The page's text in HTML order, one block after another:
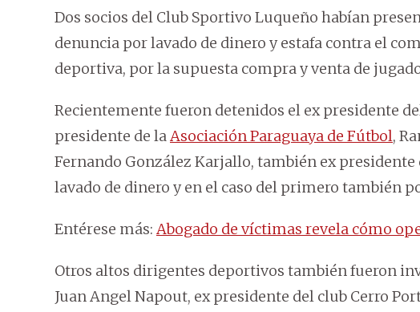
Dos socios del Club Sportivo Luqueño habían
denuncia por lavado de dinero y estafa contra el
deportiva, por la supuesta compra y venta de
Recientemente fueron detenidos el ex presidente
presidente de laAsociación Paraguaya de Fútbol,
Fernando González Karjallo, también ex
lavado de dinero y en el caso del primero también
Entérese más: Abogado de víctimas revela cómo
Otros altos dirigentes deportivos también fueron
Juan Angel Napout, ex presidente del club Cerro